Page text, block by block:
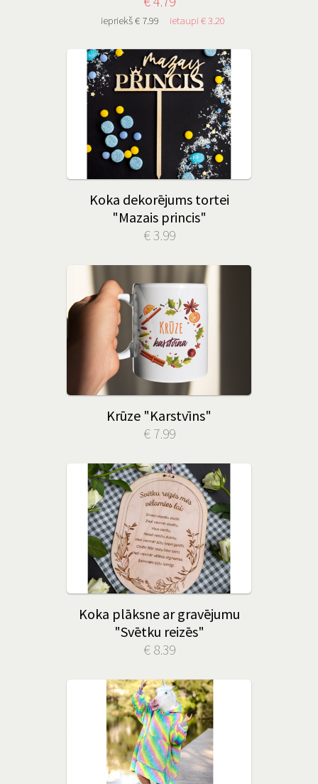
iepriekš € 7.99 ietaupi € 3.20
Koka dekorējums tortei
"Mazais princis"
€ 3.99
Krūze "Karstvīns"
€ 7.99
Koka plāksne ar gravējumu
"Svētku reizēs"
€ 8.39